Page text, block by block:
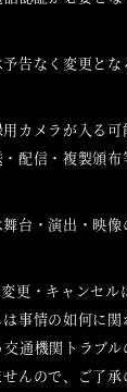
告なく変更とな
カメラが入る可
配信・複製頒
台・演出・映像
更・キャンセル
事情の如何に
通機関トラブ
んので、ご了